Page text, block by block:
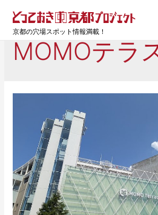
京都の穴場スポット情報満載！
MOMOテラ